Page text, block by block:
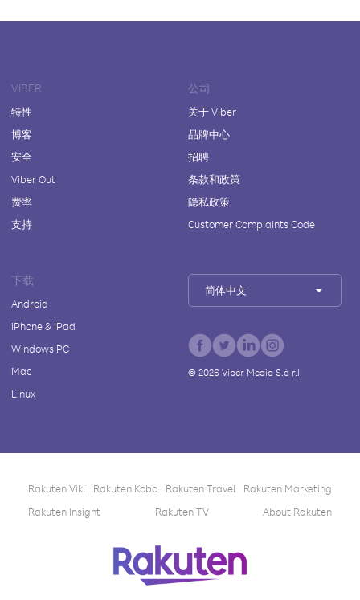
VIBER
特性
博客
安全
Viber Out
费率
支持
公司
关于 Viber
品牌中心
招聘
条款和政策
隐私政策
Customer Complaints Code
下载
Android
iPhone & iPad
Windows PC
Mac
Linux
简体中文
© 2026Viber Media S.à r.l.
Rakuten Viki Rakuten Kobo Rakuten Travel
Rakuten Marketing
Rakuten Insight
Rakuten TV About Rakuten